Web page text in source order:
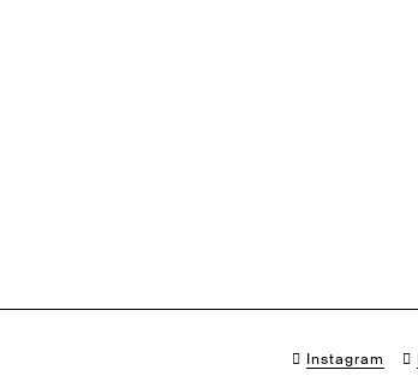
Instagram